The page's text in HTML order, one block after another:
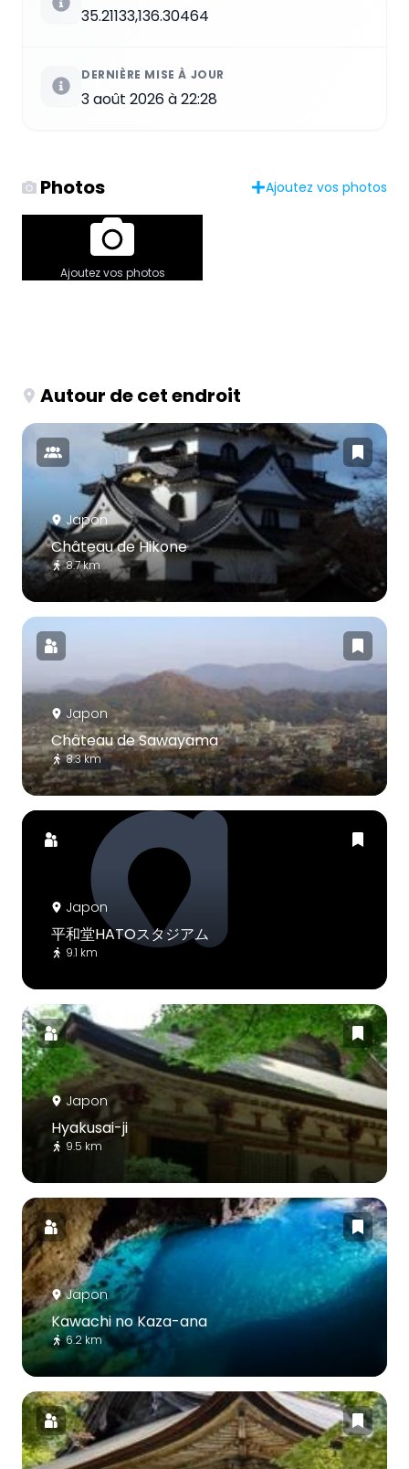
35.21133,136.30464
DERNIÈRE MISE À JOUR
3 août 2026 à 22:28
Photos Ajoutez vos photos
Ajoutez vos photos
Autour de cet endroit
Japon
Château de Hikone
8.7 km
Japon
Château de Sawayama
8.3 km
Japon
平和堂HATOスタジアム
9.1 km
Japon
Hyakusai-ji
9.5 km
Japon
Kawachi no Kaza-ana
6.2 km